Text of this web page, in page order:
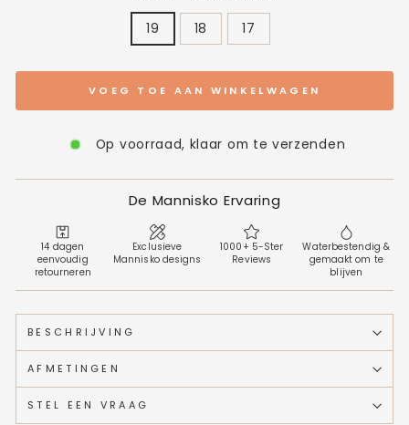
19 18 17
VOEG TOE AAN WINKELWAGEN
Op voorraad, klaar om te verzenden
De Mannisko Ervaring
14 dagen
eenvoudig
retourneren
Exclusieve
Mannisko designs
1000+ 5-Ster
Reviews
Waterbestendig &
gemaakt om te
blijven
BESCHRIJVING
AFMETINGEN
STEL EEN VRAAG